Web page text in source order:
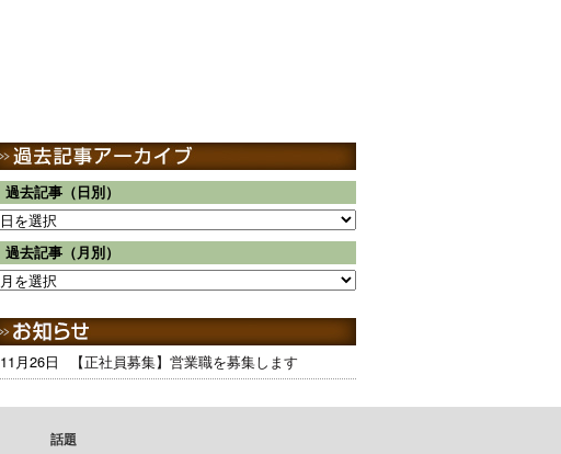
過去記事（日別）
過去記事（月別）
11月26日 【正社員募集】営業職を募集します
話題